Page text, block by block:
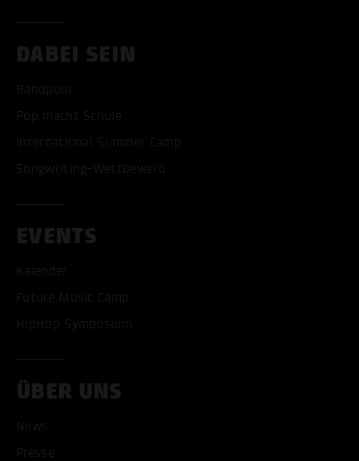
DABEI SEIN
Bandpool
Pop macht Schule
International Summer Camp
Songwriting-Wettbewerb
EVENTS
Kalender
Future Music Camp
HipHop Symposium
ÜBER UNS
News
Presse